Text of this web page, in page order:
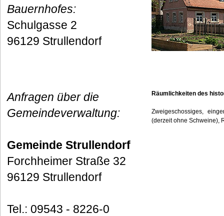
Bauernhofes:
Schulgasse 2
96129 Strullendorf
Anfragen über die
Gemeindeverwaltung:
Gemeinde Strullendorf
Forchheimer Straße 32
96129 Strullendorf
Tel.: 09543 - 8226-0
Räumlichkeiten des
Zweigeschossiges,
(derzeit ohne Schweine),